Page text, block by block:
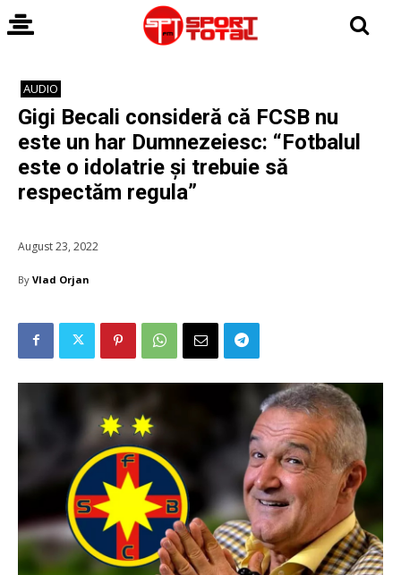
AUDIO
Gigi Becali consideră că FCSB nu
este un har Dumnezeiesc: “Fotbalul
este o idolatrie și trebuie să
respectăm regula”
August 23, 2022
By Vlad Orjan